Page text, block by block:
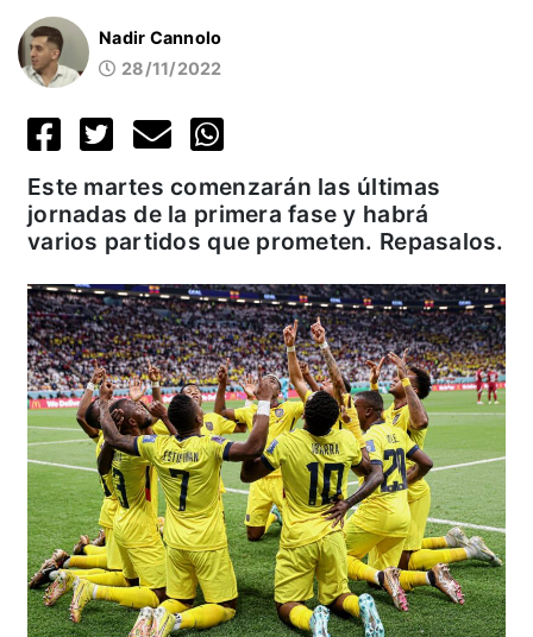
Nadir Cannolo
28/11/2022
Este martes comenzarán las últimas
jornadas de la primera fase y habrá
varios partidos que prometen. Repasalos.